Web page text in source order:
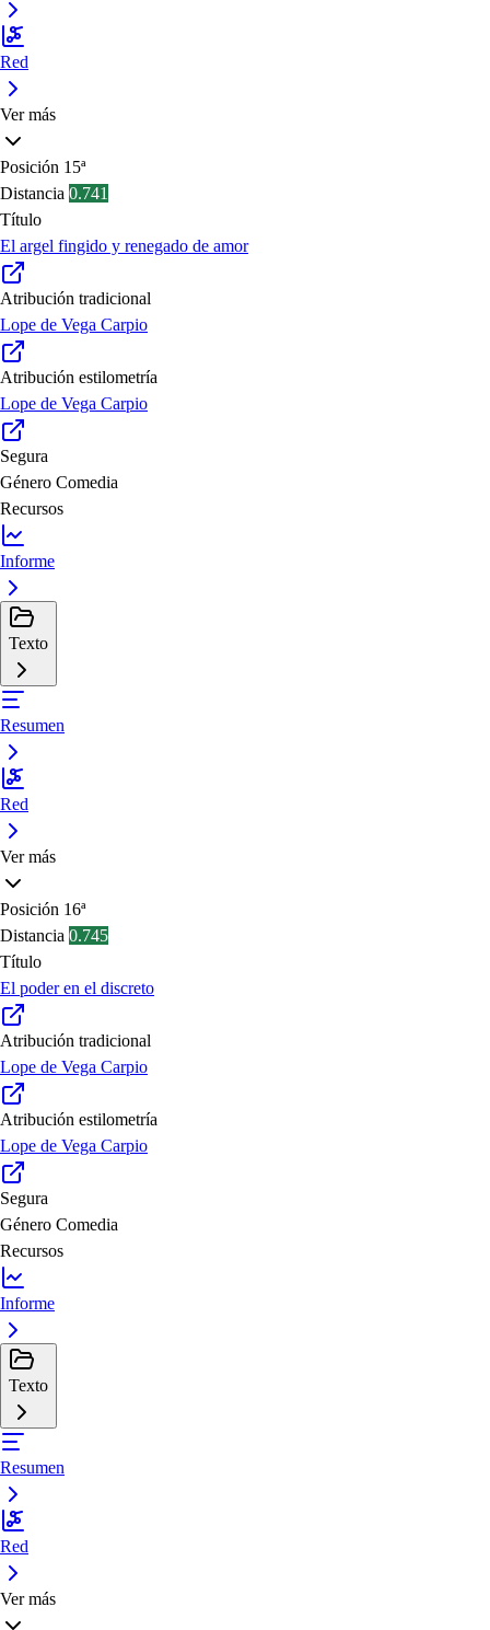
Red
Ver más
Posición 15ª
Distancia 0.741
Título
El argel fingido y renegado de amor
Atribución tradicional
Lope de Vega Carpio
Atribución estilometría
Lope de Vega Carpio
Segura
Género Comedia
Recursos
Informe
Texto
Resumen
Red
Ver más
Posición 16ª
Distancia 0.745
Título
El poder en el discreto
Atribución tradicional
Lope de Vega Carpio
Atribución estilometría
Lope de Vega Carpio
Segura
Género Comedia
Recursos
Informe
Texto
Resumen
Red
Ver más